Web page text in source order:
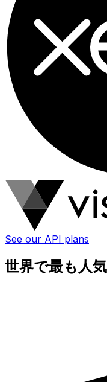
See our API plans
世界で最も人